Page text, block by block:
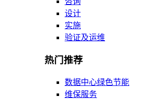
设计
实施
验证及运维
热门推荐
数据中心绿色节能
维保服务